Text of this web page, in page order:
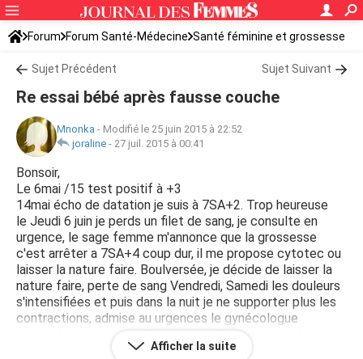
Forum Forum Santé-Médecine Santé féminine et grossesse
Sujet Précédent Sujet Suivant
Re essai bébé après fausse couche
Mnonka - Modifié le 25 juin 2015 à 22:52
joraline - 27 juil. 2015 à 00:41
Bonsoir,
Le 6mai /15 test positif à +3
14mai écho de datation je suis à 7SA+2. Trop heureuse
le Jeudi 6 juin je perds un filet de sang, je consulte en
urgence, le sage femme m'annonce que la grossesse
c'est arrêter a 7SA+4 coup dur, il me propose cytotec ou
laisser la nature faire. Boulversée, je décide de laisser la
nature faire, perte de sang Vendredi, Samedi les douleurs
s'intensifiées et puis dans la nuit je ne supporter plus les
contractions, admise au urgences le gynécologue
m'introduit 4 cytotec directement dans le vagin. Je perds
l'embryon le Dimanche dans l'après midi, quelques jours
Afficher la suite